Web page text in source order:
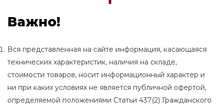
Важно!
Вся представленная на сайте информация, касающаяся
технических характеристик, наличия на складе,
стоимости товаров, носит информационный характер и
ни при каких условиях не является публичной офертой,
определяемой положениями Статьи 437(2) Гражданского